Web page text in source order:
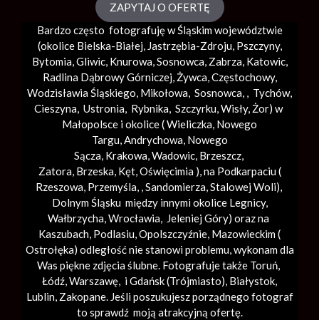
ZAPYTAJ O OFERTĘ
Bardzo często fotografuję w Śląskim województwie
(okolice Bielska-Białej, Jastrzębia-Zdroju, Pszczyny,
Bytomia, Gliwic, Knurowa, Sosnowca, Zabrza, Katowic,
Radlina Dąbrowy Górniczej, Żywca, Częstochowy,
Wodzisławia Śląskiego, Mikołowa, Sosnowca, , Tychów,
Cieszyna, Ustronia, Rybnika, Szczyrku, Wisły, Żor) w
Małopolsce i okolice (Wieliczka, Nowego
Targu,Andrychowa, Nowego
Sącza, Krakowa,Wadowic, Brzeszcz,
Zatora, Brzeska, Kęt,Oświęcimia), na Podkarpaciu (
Rzeszowa, Przemyśla, ,Sandomierza,Stalowej Woli),
Dolnym Śląsku między innymi okolice Legnicy,
Wałbrzycha,Wrocławia, Jeleniej Góry) oraz na
Kaszubach, Podlasiu, Opolszczyźnie, Mazowieckim (
Ostrołęka) odległość nie stanowi problemu, wykonam dla
Was piękne zdjęcia ślubne. Fotografuje także Toruń,
Łódź,Warszawę, i Gdańsk (Trójmiasto), Białystok,
Lublin, Zakopane. Jeśli poszukujesz porządnego fotograf
to sprawdź moją atrakcyjną ofertę.